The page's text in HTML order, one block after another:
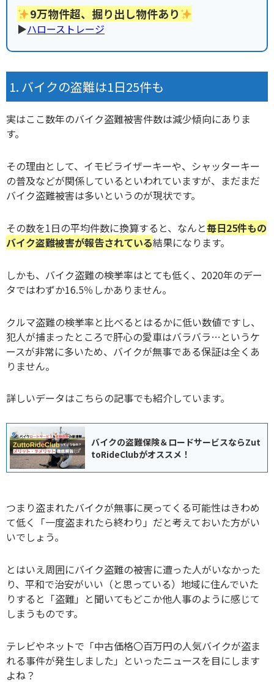
9万物件超、掘り出し物件あり
▶︎ハローストレージ
バイクの盗難は1日25件も
実はここ数年のバイク盗難被害件数は減少傾向にありま
す。
その理由として、イモビライザーキーや、シャッターキー
の普及などが関係しているといわれていますが、まだまだ
バイク盗難被害は多いというのが現状です。
その数を1日の平均件数に換算すると、なんと毎日25件もの
バイク盗難被害が報告されている結果になります。
しかも、バイク盗難の検挙率はとても低く、2020年のデー
タではわずか16.5％しかありません。
クルマ盗難の検挙率と比べるとはるかに低い数値ですし、
犯人が捕まったところで肝心の愛車はバラバラ…というケ
ースが非常に多いため、バイクが無事である保証は全くあ
りません。
詳しいデータはこちらの記事でも紹介しています。
バイクの盗難保険＆ロードサービスならZut
toRideClubがオススメ！
つまり盗まれたバイクが無事に戻ってくる可能性はきわめ
て低く「一度盗まれたら終わり」だと考えておいた方がい
いでしょう。
とはいえ周囲にバイク盗難の被害に遭った人がいなかった
り、平和で治安がいい（と思っている）地域に住んでいた
りすると「盗難」と聞いてもどこか他人事のように感じて
しまうものです。
テレビやネットで「中古価格〇百万円の人気バイクが盗ま
れる事件が発生しました」といったニュースを目にします
よね？